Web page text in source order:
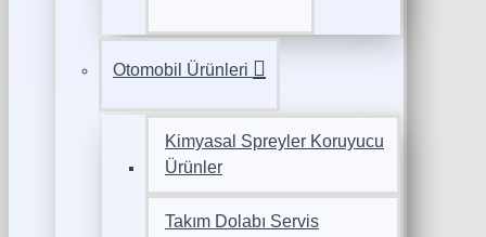
Otomobil Ürünleri
Kimyasal Spreyler Koruyucu
Ürünler
Takım Dolabı Servis